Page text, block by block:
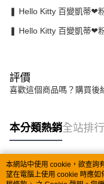
❚ Hello Kitty 百變凱蒂❤
❚ Hello Kitty 百變凱蒂❤
評價
喜歡這個商品嗎？購買後
本分類熱銷全站排行
熱門標籤
本網站中使用 cookie，欲查詢
望在電腦上使用 cookie 時應